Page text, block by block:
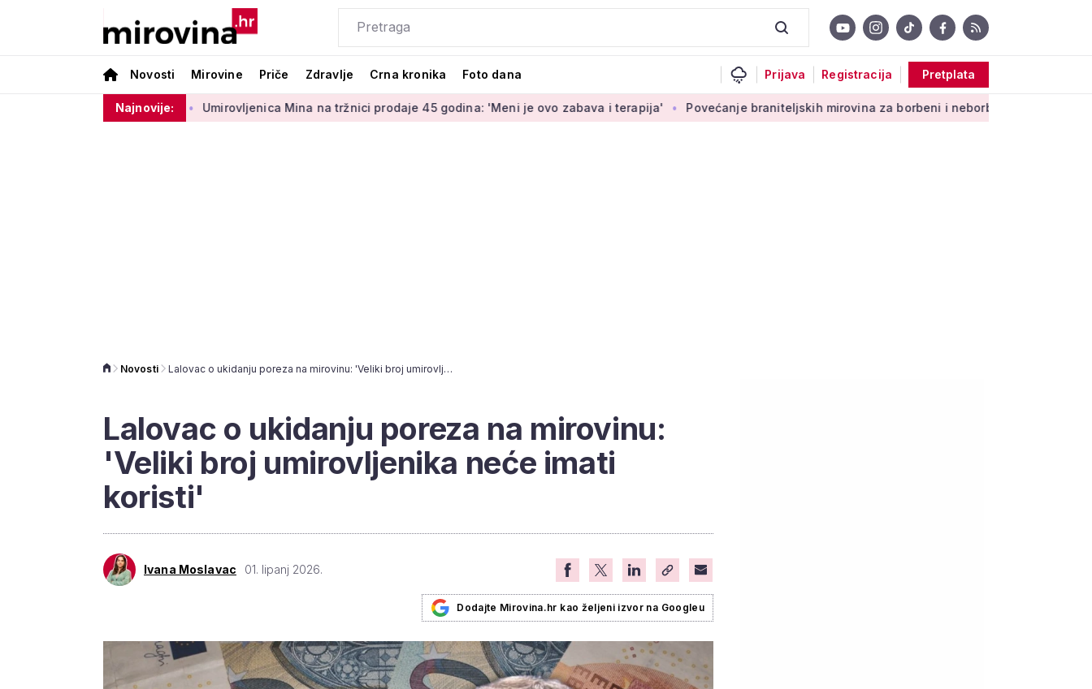
Novosti Mirovine Priče Zdravlje Crna kronika Foto dana Prijava Registracija Pretplata
Najnovije:
Umirovljenica Mina na tržnici prodaje 45 godina: 'Meni je ovo zabava i terapija' Povećanje braniteljskih mirovina za borbeni i neborbeni sektor od početka 2027.
Novosti Lalovac o ukidanju poreza na mirovinu: 'Veliki broj umirovljenika neće imati koristi'
Lalovac o ukidanju poreza na mirovinu:
'Veliki broj umirovljenika neće imati
koristi'
Ivana Moslavac 01. lipanj 2026.
Dodajte Mirovina.hr kao željeni izvor na Googleu